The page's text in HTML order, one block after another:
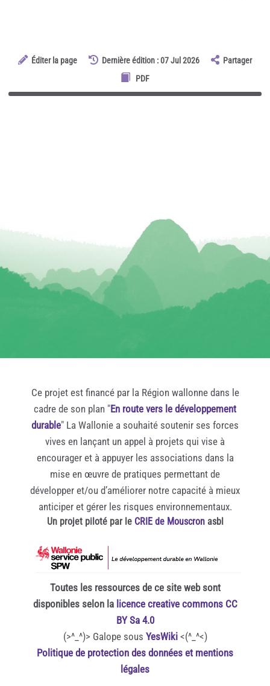
Éditer la page Dernière édition : 07 Jul 2026
Partager
PDF
Ce projet est financé par la Région wallonne dans le
cadre de son plan "En route vers le développement
durable" La Wallonie a souhaité soutenir ses forces
vives en lançant un appel à projets qui vise à
encourager et à appuyer les associations dans la
mise en œuvre de pratiques permettant de
développer et/ou d’améliorer notre capacité à mieux
anticiper et gérer les risques environnementaux.
Un projet piloté par le CRIE de Mouscronasbl
Toutes les ressources de ce site web sont
disponibles selon la licence creative commons CC
BY Sa 4.0
(>^_^)> Galope sous YesWiki<(^_^<)
Politique de protection des données et mentions
légales